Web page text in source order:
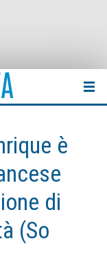
è
di
(So